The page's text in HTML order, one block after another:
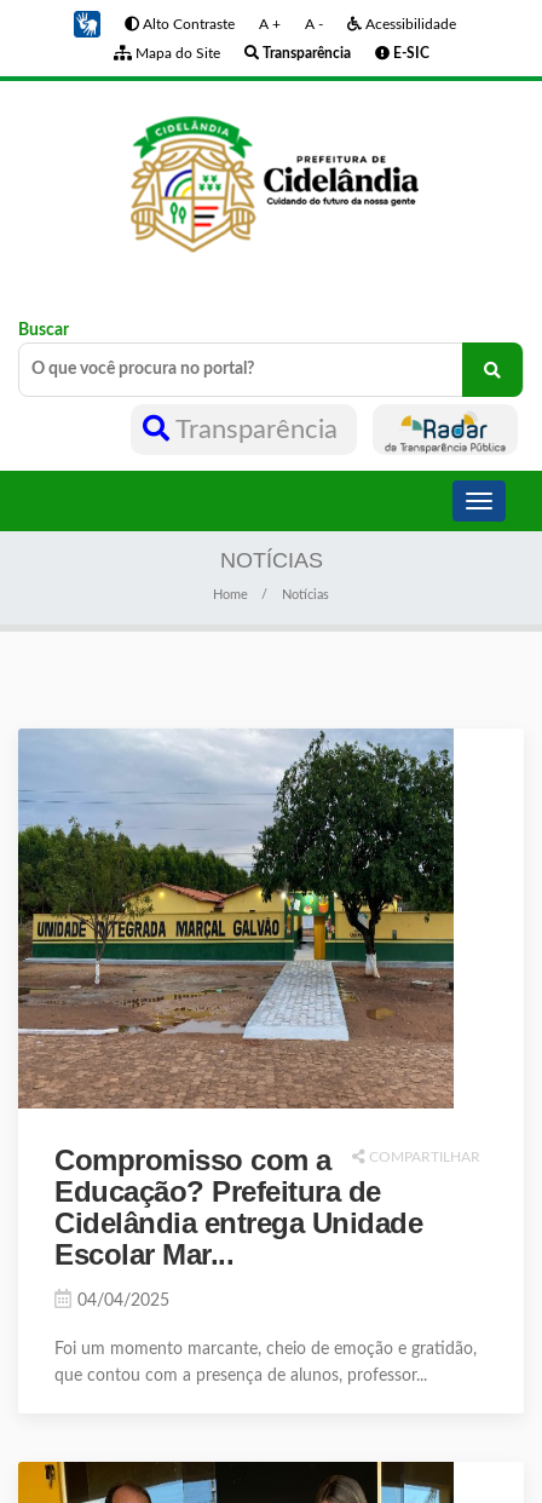
Alto Contraste A + A -
Acessibilidade
Mapa do Site
Transparência E-SIC
Buscar
Transparência
Toggle
NOTÍCIAS
Home Notícias
COMPARTILHAR
Compromisso com a
Educação? Prefeitura de
Cidelândia entrega Unidade
Escolar Mar...
04/04/2025
Foi um momento marcante, cheio de emoção e gratidão,
que contou com a presença de alunos, professor...